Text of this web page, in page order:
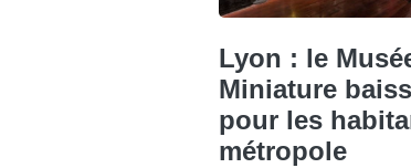
Lyon : le
Miniature
pour les
métropole